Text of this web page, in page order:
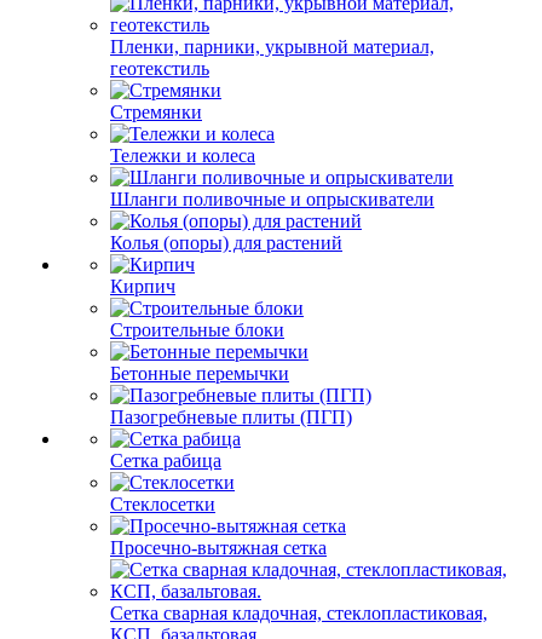
Пленки, парники, укрывной материал,
геотекстиль
Стремянки
Тележки и колеса
Шланги поливочные и опрыскиватели
Колья (опоры) для растений
Кирпич
Строительные блоки
Бетонные перемычки
Пазогребневые плиты (ПГП)
Сетка рабица
Стеклосетки
Просечно-вытяжная сетка
Сетка сварная кладочная, стеклопластиковая,
КСП, базальтовая.